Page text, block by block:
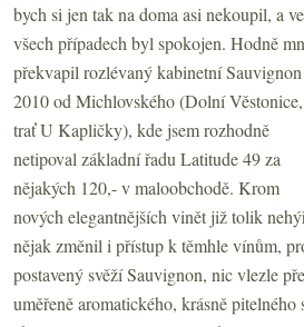
bych si jen tak na doma asi nekoupil, a ve
všech případech byl spokojen. Hodně
překvapil rozlévaný kabinetní Sauvignon
2010 od Michlovského (Dolní Věstonice,
trať U Kapličky), kde jsem rozhodně
netipoval základní řadu Latitude 49 za
nějakých 120,- v maloobchodě. Krom
nových elegantnějších vinět již tolik
nějak změnil i přístup k těmhle vínům,
postavený svěží Sauvignon, nic vlezle
uměřeně aromatického, krásně